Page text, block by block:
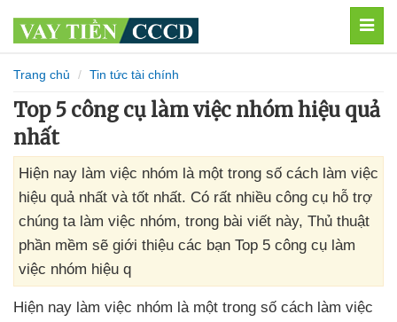
Trang chủ Tin tức tài chính
Top 5 công cụ làm việc nhóm hiệu quả
nhất
Hiện nay làm việc nhóm là một trong số cách làm việc
hiệu quả nhất và tốt nhất. Có rất nhiều công cụ hỗ trợ
chúng ta làm việc nhóm, trong bài viết này, Thủ thuật
phần mềm sẽ giới thiệu các bạn Top 5 công cụ làm
việc nhóm hiệu q
Hiện nay làm việc nhóm là một trong số cách làm việc